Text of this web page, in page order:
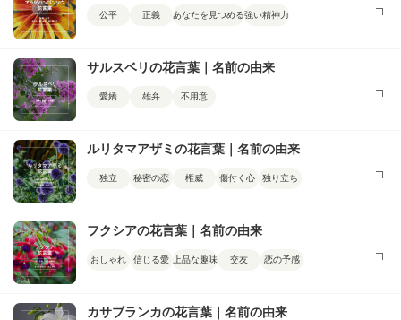
公平 正義 あなたを見つめる強い精神力
サルスベリの花言葉｜名前の由来
愛嬌 雄弁 不用意
ルリタマアザミの花言葉｜名前の由来
独立 秘密の恋 権威 傷付く心 独り立ち
フクシアの花言葉｜名前の由来
おしゃれ 信じる愛 上品な趣味 交友 恋の予感
カサブランカの花言葉｜名前の由来